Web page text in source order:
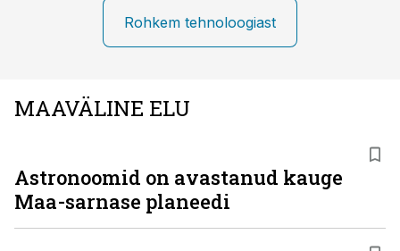
Rohkem tehnoloogiast
MAAVÄLINE ELU
Astronoomid on avastanud kauge
Maa-sarnase planeedi